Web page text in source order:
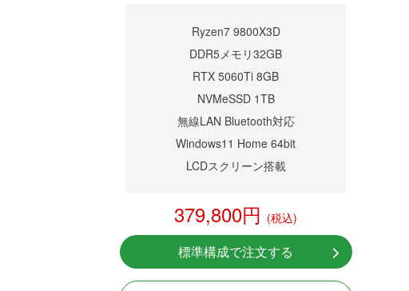
Ryzen7 9800X3D
DDR5メモリ32GB
RTX 5060Ti 8GB
NVMeSSD 1TB
無線LAN Bluetooth対応
Windows11 Home 64bit
LCDスクリーン搭載
379,800円 (税込)
標準構成で注文する